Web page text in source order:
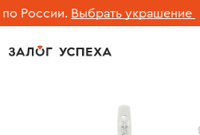
России. Выбрать украшение